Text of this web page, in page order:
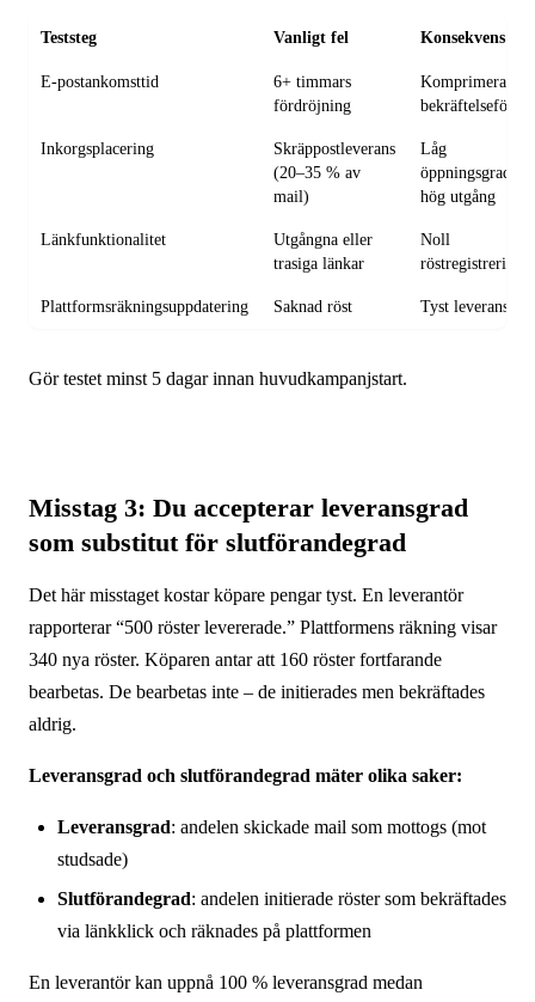
Teststeg Vanligt fel Konsekvens
E-postankomsttid
6+ timmars
fördröjning
Komprimerat
Inkorgsplacering
Skräppostleverans
(20–35 % av
mail)
Låg
öppningsgrad,
hög utgång
Länkfunktionalitet
Utgångna eller
trasiga länkar
Noll
röstregistrering
Plattformsräkningsuppdatering Saknad röst Tyst leveransfel
Gör testet minst 5 dagar innan huvudkampanjstart.
Misstag 3: Du accepterar leveransgrad
som substitut för slutförandegrad
Det här misstaget kostar köpare pengar tyst. En leverantör
rapporterar “500 röster levererade.” Plattformens räkning visar
340 nya röster. Köparen antar att 160 röster fortfarande
bearbetas. De bearbetas inte – de initierades men bekräftades
aldrig.
Leveransgrad och slutförandegrad mäter olika saker:
Leveransgrad: andelen skickade mail som mottogs (mot
studsade)
Slutförandegrad: andelen initierade röster som bekräftades
via länkklick och räknades på plattformen
En leverantör kan uppnå 100 % leveransgrad medan